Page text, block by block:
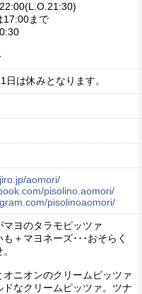
17:00まで
は休みとなります。
aomori/
pisolino.aomori/
pisolinoaomori/
マヨのタラモピッツァ
＋マヨネーズ･･･おそらく
オニオンのクリームピッツァ
ドなクリームピッツァ。ツナ